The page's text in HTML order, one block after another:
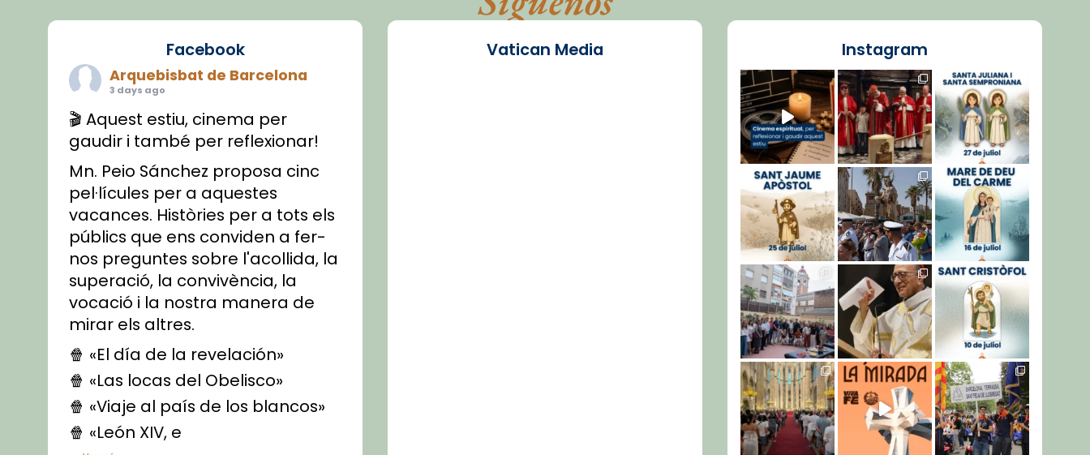
Facebook
Arquebisbat de Barcelona
3 days ago
🎬 Aquest estiu, cinema per
gaudir i també per reflexionar!
Mn. Peio Sánchez proposa cinc
pel·lícules per a aquestes
vacances. Històries per a tots els
públics que ens conviden a fer-
nos preguntes sobre l'acollida, la
superació, la convivència, la
vocació i la nostra manera de
mirar els altres.
🍿 «El día de la revelación»
🍿 «Las locas del Obelisco»
🍿 «Viaje al país de los blancos»
🍿 «León XIV, e
Vatican Media Instagram